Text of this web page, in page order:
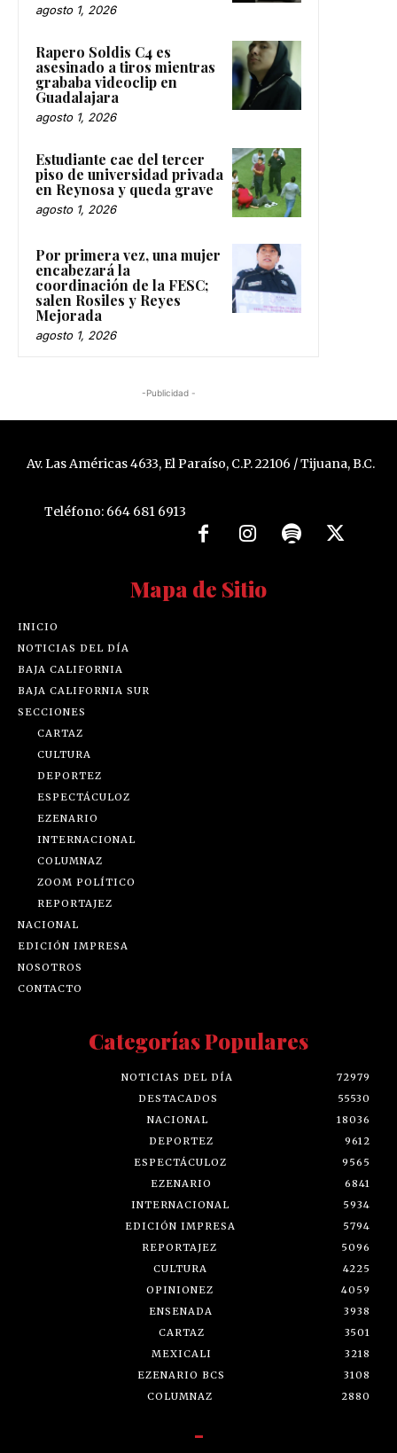
agosto 1, 2026
Rapero Soldis C4 es
asesinado a tiros mientras
grababa videoclip en
Guadalajara
agosto 1, 2026
Estudiante cae del tercer
piso de universidad privada
en Reynosa y queda grave
agosto 1, 2026
Por primera vez, una mujer
encabezará la
coordinación de la FESC;
salen Rosiles y Reyes
Mejorada
agosto 1, 2026
-Publicidad -
Av. Las Américas 4633, El Paraíso, C.P. 22106 / Tijuana, B.C.
Teléfono: 664 681 6913
Mapa de Sitio
INICIO
NOTICIAS DEL DÍA
BAJA CALIFORNIA
BAJA CALIFORNIA SUR
SECCIONES
CARTAZ
CULTURA
DEPORTEZ
ESPECTÁCULOZ
EZENARIO
INTERNACIONAL
COLUMNAZ
ZOOM POLÍTICO
REPORTAJEZ
NACIONAL
EDICIÓN IMPRESA
NOSOTROS
CONTACTO
Categorías Populares
NOTICIAS DEL DÍA
72979
DESTACADOS
55530
NACIONAL
18036
DEPORTEZ
9612
ESPECTÁCULOZ
9565
EZENARIO
6841
INTERNACIONAL
5934
EDICIÓN IMPRESA
5794
REPORTAJEZ
5096
CULTURA
4225
OPINIONEZ
4059
ENSENADA
3938
CARTAZ
3501
MEXICALI
3218
EZENARIO BCS
3108
COLUMNAZ
2880
-